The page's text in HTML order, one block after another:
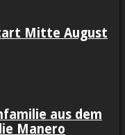
Mitte August
aus dem
Manero